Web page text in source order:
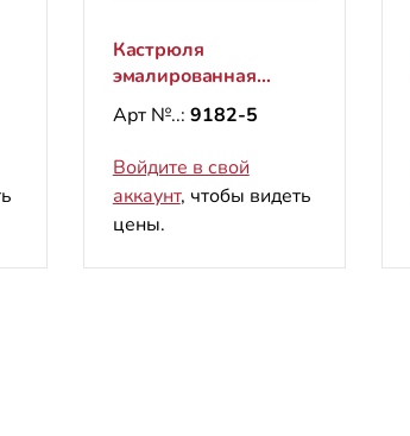
Кастрюля
эмалированная
"Пион", 1,5 л,
"Premium Plus"
Арт №..: 9182-5
Войдите в свой
аккаунт, чтобы видеть
цены.